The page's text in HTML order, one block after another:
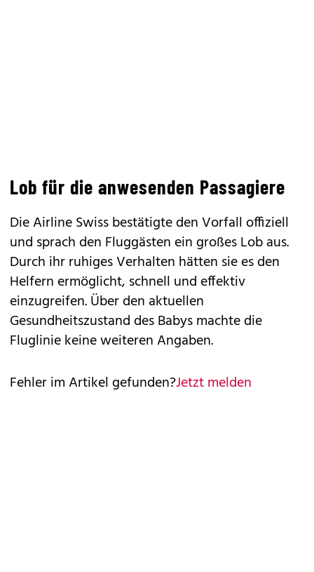
Lob für die anwesenden Passagiere
Die Airline Swiss bestätigte den Vorfall offiziell
und sprach den Fluggästen ein großes Lob aus.
Durch ihr ruhiges Verhalten hätten sie es den
Helfern ermöglicht, schnell und effektiv
einzugreifen. Über den aktuellen
Gesundheitszustand des Babys machte die
Fluglinie keine weiteren Angaben.
Fehler im Artikel gefunden?Jetzt melden